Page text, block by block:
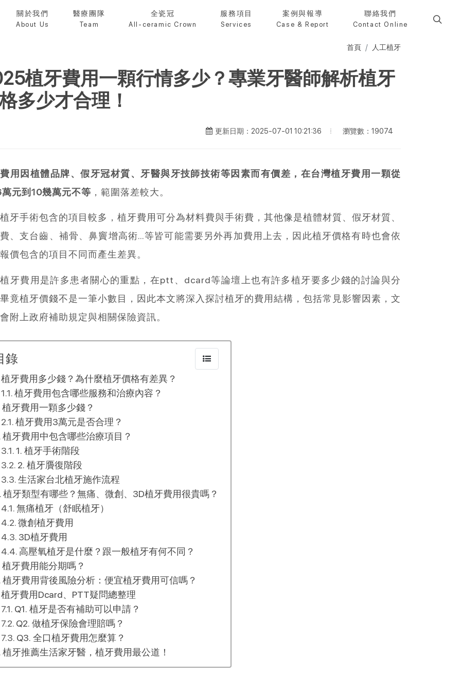
關於我們
About Us
醫療團隊
Team
全瓷冠
All-ceramic Crown
服務項目
Services
案例與報導
Case & Report
聯絡我們
Contact Online
首頁 人工植牙
植牙費用一顆行情多少？專業牙醫師解析植牙
多少才合理！
更新日期：2025-07-01 10:21:36 瀏覽數：19074
用因植體品牌、假牙冠材質、牙醫與牙技師技術等因素而有價差，在台灣植牙費用一顆從
元到10幾萬元不等 ，範圍落差較大。
牙手術包含的項目較多，植牙費用可分為材料費與手術費，其他像是植體材質、假牙材質、
、支台齒、補骨、鼻竇增高術…等皆可能需要另外再加費用上去，因此植牙價格有時也會依
價包含的項目不同而產生差異。
牙費用是許多患者關心的重點，在ptt、dcard等論壇上也有許多植牙要多少錢的討論與分
竟植牙價錢不是一筆小數目，因此本文將深入探討植牙的費用結構，包括常見影響因素，文
附上政府補助規定與相關保險資訊。
錄
植牙費用多少錢？為什麼植牙價格有差異？
植牙費用包含哪些服務和治療內容？
植牙費用一顆多少錢？
植牙費用3萬元是否合理？
植牙費用中包含哪些治療項目？
1. 植牙手術階段
2. 植牙贗復階段
生活家台北植牙施作流程
植牙類型有哪些？無痛、微創、3D植牙費用很貴嗎？
無痛植牙（舒眠植牙）
微創植牙費用
3D植牙費用
高壓氧植牙是什麼？跟一般植牙有何不同？
植牙費用能分期嗎？
植牙費用背後風險分析：便宜植牙費用可信嗎？
植牙費用Dcard、PTT疑問總整理
Q1. 植牙是否有補助可以申請？
Q2. 做植牙保險會理賠嗎？
Q3. 全口植牙費用怎麼算？
植牙推薦生活家牙醫，植牙費用最公道！